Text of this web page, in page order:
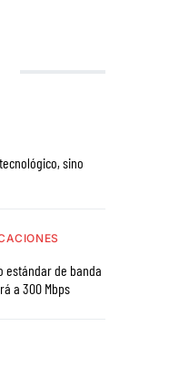
sino
estándar de banda
a 300 Mbps